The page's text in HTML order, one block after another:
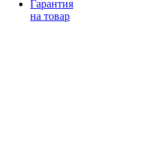
Гарантия
на товар